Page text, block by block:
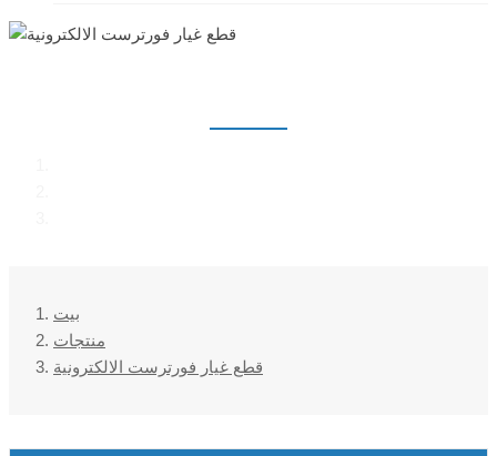
بيت
منتجات
قطع غيار فورترست الالكترونية